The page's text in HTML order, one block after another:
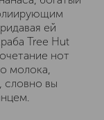
ей
Tree Hut
нот
молока,
словно вы